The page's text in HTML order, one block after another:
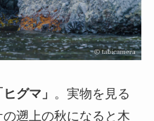
ヒグマ」 。実物を見る
遡上の秋になると木